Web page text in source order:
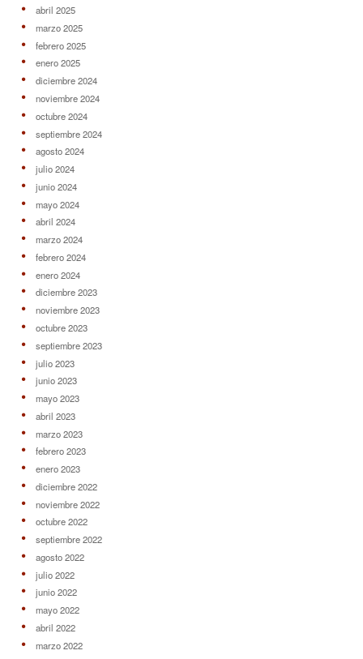
abril 2025
marzo 2025
febrero 2025
enero 2025
diciembre 2024
noviembre 2024
octubre 2024
septiembre 2024
agosto 2024
julio 2024
junio 2024
mayo 2024
abril 2024
marzo 2024
febrero 2024
enero 2024
diciembre 2023
noviembre 2023
octubre 2023
septiembre 2023
julio 2023
junio 2023
mayo 2023
abril 2023
marzo 2023
febrero 2023
enero 2023
diciembre 2022
noviembre 2022
octubre 2022
septiembre 2022
agosto 2022
julio 2022
junio 2022
mayo 2022
abril 2022
marzo 2022